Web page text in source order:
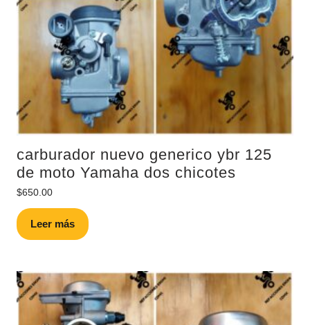
carburador nuevo generico ybr 125
de moto Yamaha dos chicotes
$650.00
Leer más